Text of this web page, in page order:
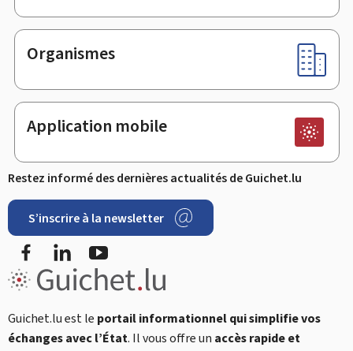
Organismes
Application mobile
Restez informé des dernières actualités de Guichet.lu
S’inscrire à la newsletter
FacebookLinkedIn
Guichet.lu est le portail informationnel qui simplifie vos
échanges avec l’État. Il vous offre un accès rapide et